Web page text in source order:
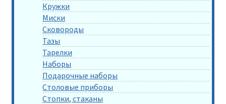
Кружки
Миски
Сковороды
Тазы
Тарелки
Наборы
Подарочные наборы
Столовые приборы
Стопки, стаканы